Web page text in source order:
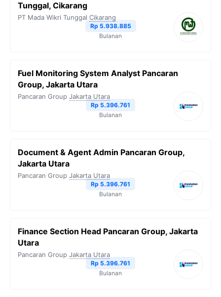
Tunggal, Cikarang
PT Mada Wikri Tunggal Cikarang
Rp 5.938.885
Bulanan
Fuel Monitoring System Analyst Pancaran
Group, Jakarta Utara
Pancaran Group Jakarta Utara
Rp 5.396.761
Bulanan
Document & Agent Admin Pancaran Group,
Jakarta Utara
Pancaran Group Jakarta Utara
Rp 5.396.761
Bulanan
Finance Section Head Pancaran Group, Jakarta
Utara
Pancaran Group Jakarta Utara
Rp 5.396.761
Bulanan